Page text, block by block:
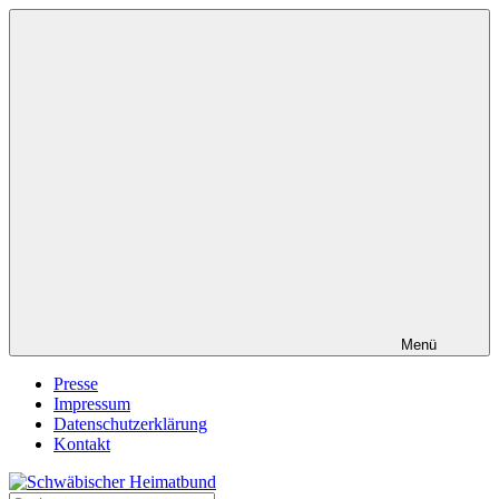
Zum
Menü
Presse
Impressum
Datenschutzerklärung
Kontakt